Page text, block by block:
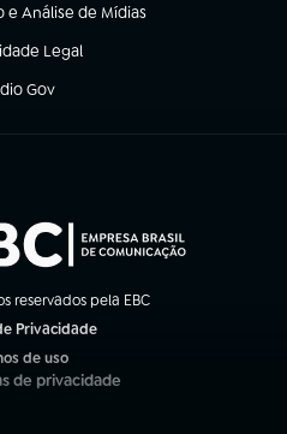
Análise de Mídias
Legal
nova aba)
Gov
em nova aba)
reservados pela EBC
Privacidade
de uso
em nova aba)
de privacidade